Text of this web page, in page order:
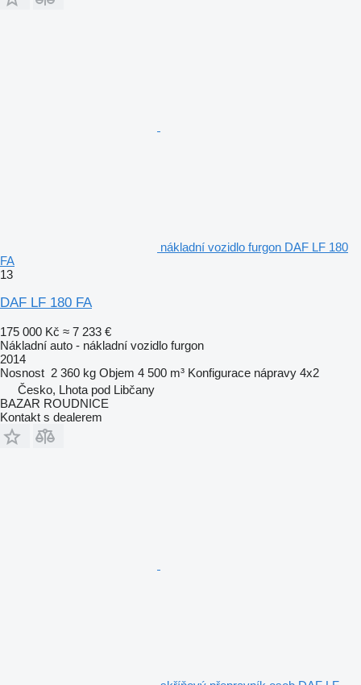
nákladní vozidlo furgon DAF LF 180
FA
13
DAF LF 180 FA
175 000 Kč ≈ 7 233 €
Nákladní auto - nákladní vozidlo furgon
2014
Nosnost 2 360 kg Objem 4 500 m³ Konfigurace nápravy 4x2
Česko, Lhota pod Libčany
BAZAR ROUDNICE
Kontakt s dealerem